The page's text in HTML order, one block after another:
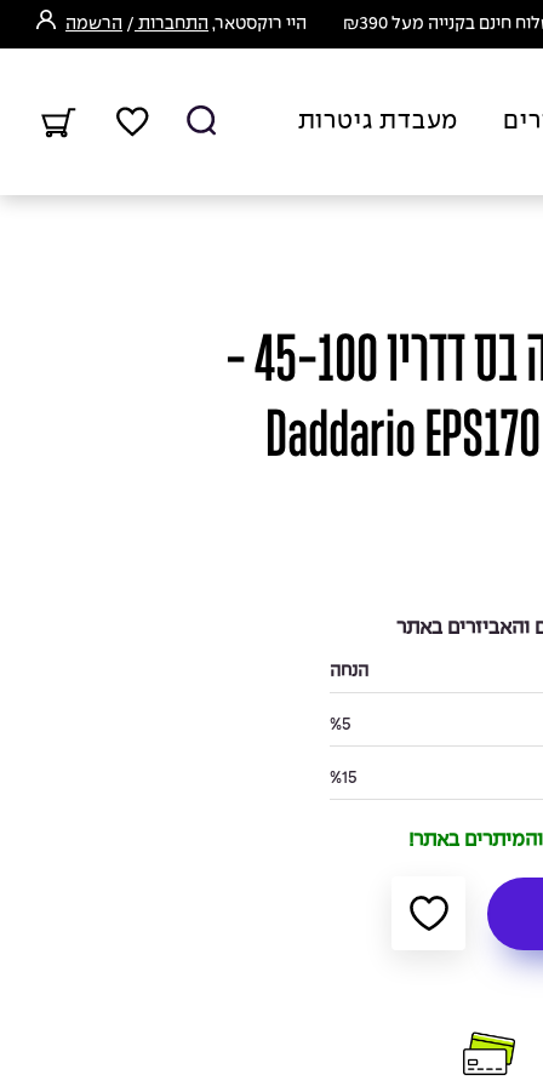
חינם בקנייה מעל ₪390 היי רוקסטאר, התחברות / הרשמה
מעבדת גיטרות
סט מיתרים לגיטרה בס דדריו 45-100 -
Daddario
באתר
הנחה
%5
%15
והמיתרים באתר!